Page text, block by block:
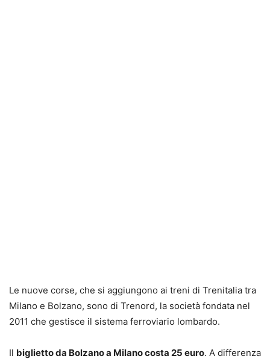
Le nuove corse, che si aggiungono ai treni di Trenitalia tra
Milano e Bolzano, sono di Trenord, la società fondata nel
2011 che gestisce il sistema ferroviario lombardo.
Il biglietto da Bolzano a Milano costa 25 euro. A differenza